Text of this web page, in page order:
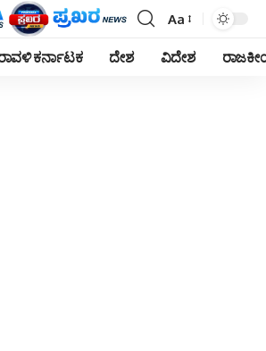
Font
Resizer
Aa
ಕರ್ನಾಟಕ ದೇಶ ವಿದೇಶ